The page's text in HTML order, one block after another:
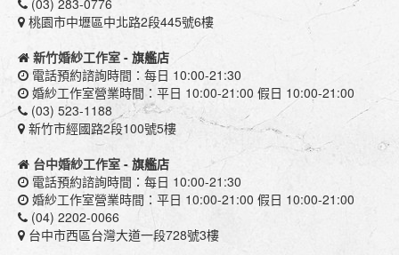
(03) 283-0776
桃園市中壢區中北路2段445號6樓
新竹婚紗工作室 - 旗艦店
電話預約諮詢時間：每日 10:00-21:30
婚紗工作室營業時間：平日 10:00-21:00 假日 10:00-21:00
(03) 523-1188
新竹市經國路2段100號5樓
台中婚紗工作室 - 旗艦店
電話預約諮詢時間：每日 10:00-21:30
婚紗工作室營業時間：平日 10:00-21:00 假日 10:00-21:00
(04) 2202-0066
台中市西區台灣大道一段728號3樓